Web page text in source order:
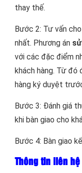
thay thế.
Bước 2: Tư vấn
nhất. Phương án
với các đặc điểm
khách hàng. Từ đó
hàng ký duyệt
Bước 3: Đánh giá
khi bàn giao cho
Bước 4: Bàn giao
Thông tin liên hệ